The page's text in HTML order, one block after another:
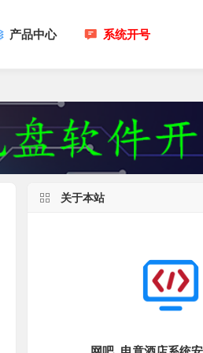
产品中心 系统开号
关于本站